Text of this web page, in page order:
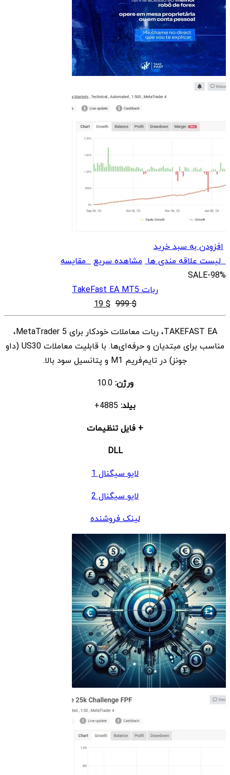
افزودن به سبد خرید
لیست علاقه مندی ها مشاهده سریعمقایسه
SALE-98%
ربات TakeFast EA MT5
$
999
قیمت
اصلی
$ 999
بود.
$
19
قیمت
فعلی
$ 19
است.
TAKEFAST EA، ربات معاملات خودکار برای MetaTrader 5،
مناسب برای مبتدیان و حرفه‌ای‌ها. با قابلیت معاملات US30 (داو
جونز) در تایم‌فریم M1 و پتانسیل سود بالا.
ورژن:10.0
بیلد:
+ فایل تنظیمات
DLL
لایو سیگنال 1
لایو سیگنال 2
لینک فروشنده